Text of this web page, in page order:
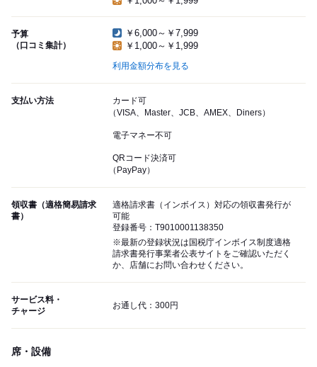
予算
（口コミ集計）
￥6,000～￥7,999
￥1,000～￥1,999
利用金額分布を見る
支払い方法
カード可
（VISA、Master、JCB、AMEX、Diners）
電子マネー不可
QRコード決済可
（PayPay）
領収書（適格簡易請求
書）
適格請求書（インボイス）対応の領収書発行が
可能
登録番号：T9010001138350
※最新の登録状況は国税庁インボイス制度適格
請求書発行事業者公表サイトをご確認いただく
か、店舗にお問い合わせください。
サービス料・
チャージ
お通し代：300円
席・設備